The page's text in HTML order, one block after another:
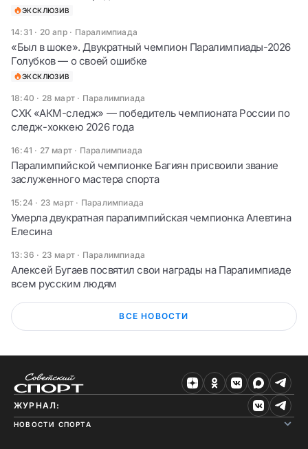
ЭКСКЛЮЗИВ
14:31 · 20 апр· Паралимпиада
«Был в шоке». Двукратный чемпион Паралимпиады-2026
Голубков — о своей ошибке
ЭКСКЛЮЗИВ
18:40 · 28 март · Паралимпиада
СХК «АКМ-следж» — победитель чемпионата России по
следж-хоккею 2026 года
16:41 · 27 март · Паралимпиада
Паралимпийской чемпионке Багиян присвоили звание
заслуженного мастера спорта
15:24 · 23 март · Паралимпиада
Умерла двукратная паралимпийская чемпионка Алевтина
Елесина
13:36 · 23 март · Паралимпиада
Алексей Бугаев посвятил свои награды на Паралимпиаде
всем русским людям
ВСЕ НОВОСТИ
ЖУРНАЛ:
НОВОСТИ СПОРТА